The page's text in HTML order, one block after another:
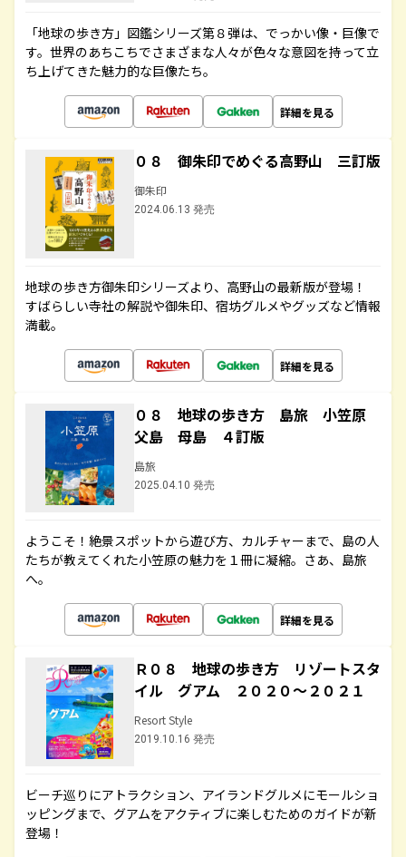
「地球の歩き方」図鑑シリーズ第８弾は、でっかい像・巨像で
す。世界のあちこちでさまざまな人々が色々な意図を持って立
ち上げてきた魅力的な巨像たち。
詳細を見る
０８ 御朱印でめぐる高野山 三訂版
御朱印
2024.06.13 発売
地球の歩き方御朱印シリーズより、高野山の最新版が登場！
すばらしい寺社の解説や御朱印、宿坊グルメやグッズなど情報
満載。
詳細を見る
０８ 地球の歩き方 島旅 小笠原
父島 母島 ４訂版
島旅
2025.04.10 発売
ようこそ！絶景スポットから遊び方、カルチャーまで、島の人
たちが教えてくれた小笠原の魅力を１冊に凝縮。さあ、島旅
へ。
詳細を見る
Ｒ０８ 地球の歩き方 リゾートスタ
イル グアム ２０２０～２０２１
Resort Style
2019.10.16 発売
ビーチ巡りにアトラクション、アイランドグルメにモールショ
ッピングまで、グアムをアクティブに楽しむためのガイドが新
登場！